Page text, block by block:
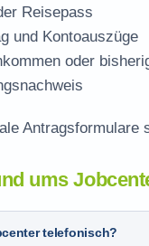
Reisepass
und Kontoauszüge
oder
ums
telefonisch?